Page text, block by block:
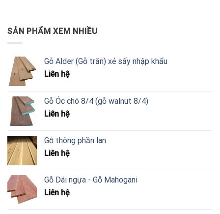
SẢN PHẨM XEM NHIỀU
Gỗ Alder (Gỗ trăn) xẻ sấy nhập khẩu
Liên hệ
Gỗ Óc chó 8/4 (gỗ walnut 8/4)
Liên hệ
Gỗ thông phần lan
Liên hệ
Gỗ Dái ngựa - Gỗ Mahogani
Liên hệ